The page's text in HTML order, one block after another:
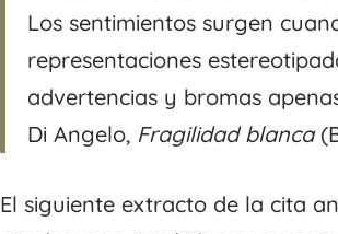
Los sentimientos surgen
representaciones
advertencias y bromas
Di Angelo, Fragilidad blanca
El siguiente extracto de la cita